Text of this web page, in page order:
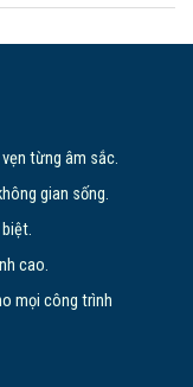
từng âm sắc.
gian sống.
cao.
mọi công trình